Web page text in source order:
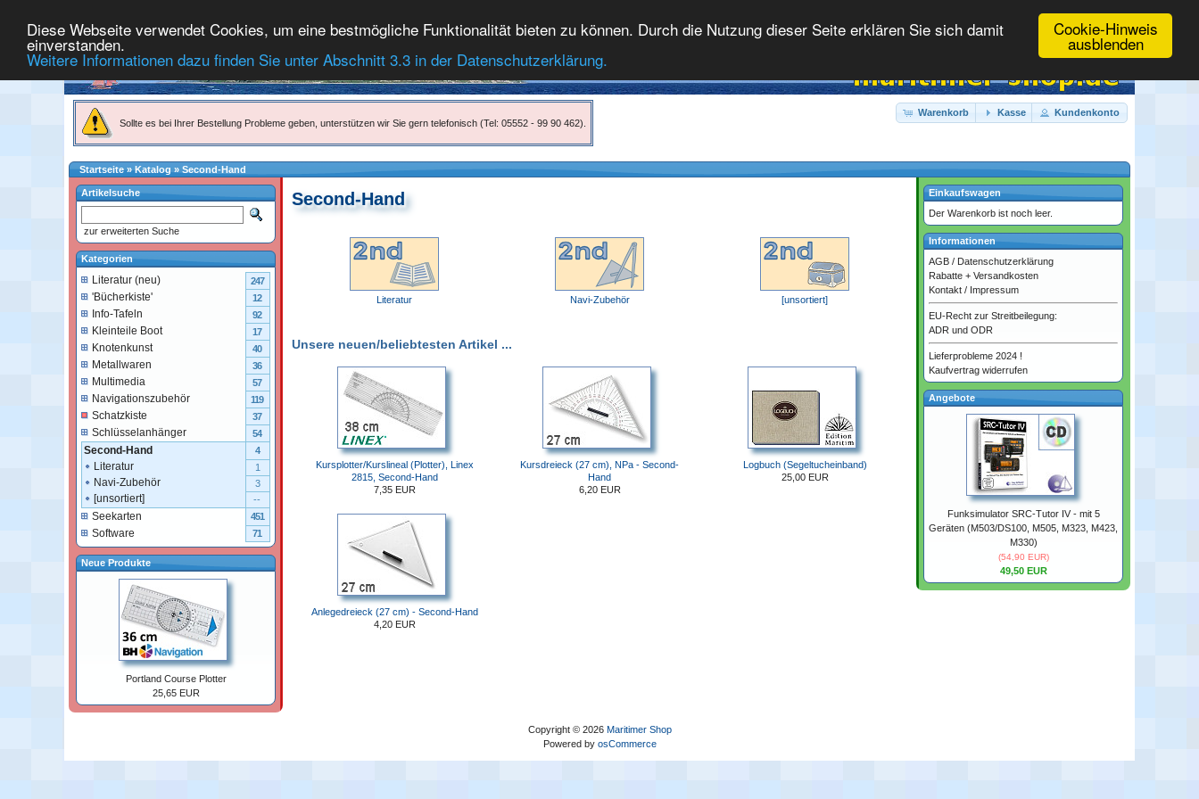
Cookie-Hinweis
ausblenden
Diese Webseite verwendet Cookies, um eine bestmögliche Funktionalität bieten zu können. Durch die Nutzung dieser Seite erklären Sie sich damit
einverstanden.
Weitere Informationen dazu finden Sie unter Abschnitt 3.3 in der Datenschutzerklärung.
Sollte es bei Ihrer Bestellung Probleme geben, unterstützen wir Sie gern telefonisch (Tel: 05552 - 99 90 462).
Warenkorb Kasse Kundenkonto
Startseite»Katalog » Second-Hand
Second-Hand
Literatur Navi-Zubehör [unsortiert]
Unsere neuen/beliebtesten Artikel ...
Kursplotter/Kurslineal (Plotter), Linex
2815, Second-Hand
7,35 EUR
Kursdreieck (27 cm), NPa - Second-
Hand
6,20 EUR
Logbuch (Segeltucheinband)
25,00 EUR
Anlegedreieck (27 cm) - Second-Hand
4,20 EUR
Artikelsuche
zur erweiterten Suche
Kategorien
Literatur (neu) 247
'Bücherkiste' 12
Info-Tafeln 92
Kleinteile Boot 17
Knotenkunst 40
Metallwaren 36
Multimedia 57
Navigationszubehör 119
Schatzkiste 37
Schlüsselanhänger 54
Second-Hand 4
Literatur 1
Navi-Zubehör 3
[unsortiert] --
Seekarten 451
Software 71
Neue Produkte
Portland Course Plotter
25,65 EUR
Einkaufswagen
Der Warenkorb ist noch leer.
Informationen
AGB / Datenschutzerklärung
Rabatte + Versandkosten
Kontakt / Impressum
EU-Recht zur Streitbeilegung:
ADR und ODR
Lieferprobleme 2024 !
Kaufvertrag widerrufen
Angebote
Funksimulator SRC-Tutor IV - mit 5
Geräten (M503/DS100, M505, M323, M423,
M330)
(54,90 EUR)
49,50 EUR
Copyright © 2026 Maritimer Shop
Powered by osCommerce